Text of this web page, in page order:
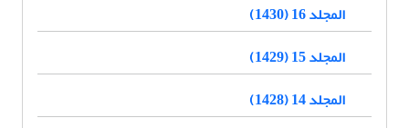
المجلد 16 (1430)
المجلد 15 (1429)
المجلد 14 (1428)